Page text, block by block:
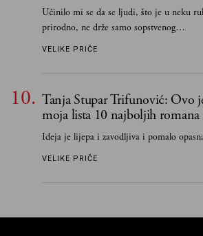
Učinilo mi se da se ljudi, što je u neku
prirodno, ne drže samo sopstvenog
senzibiliteta... Pokušao sam (biće, samo
VELIKE PRIČE
Tanja Stupar Trifunović: Ovo
moja lista 10 najboljih romana
Ideja je lijepa i zavodljiva i pomalo
VELIKE PRIČE